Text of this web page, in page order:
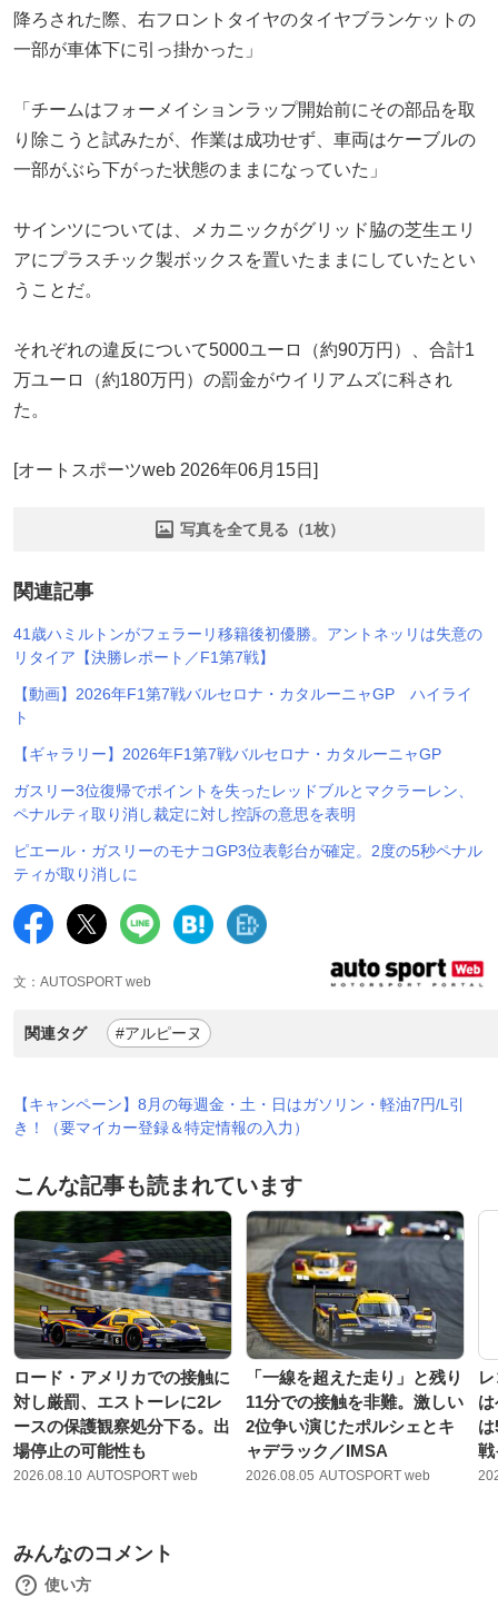
降ろされた際、右フロントタイヤのタイヤブランケットの
一部が車体下に引っ掛かった」
「チームはフォーメイションラップ開始前にその部品を取
り除こうと試みたが、作業は成功せず、車両はケーブルの
一部がぶら下がった状態のままになっていた」
サインツについては、メカニックがグリッド脇の芝生エリ
アにプラスチック製ボックスを置いたままにしていたとい
うことだ。
それぞれの違反について5000ユーロ（約90万円）、合計1
万ユーロ（約180万円）の罰金がウイリアムズに科され
た。
[オートスポーツweb 2026年06月15日]
写真を全て見る（1枚）
関連記事
41歳ハミルトンがフェラーリ移籍後初優勝。アントネッリは失意の
リタイア【決勝レポート／F1第7戦】
【動画】2026年F1第7戦バルセロナ・カタルーニャGP ハイライ
ト
【ギャラリー】2026年F1第7戦バルセロナ・カタルーニャGP
ガスリー3位復帰でポイントを失ったレッドブルとマクラーレン、
ペナルティ取り消し裁定に対し控訴の意思を表明
ピエール・ガスリーのモナコGP3位表彰台が確定。2度の5秒ペナル
ティが取り消しに
文：AUTOSPORT web
関連タグ #アルピーヌ
【キャンペーン】8月の毎週金・土・日はガソリン・軽油7円/L引
き！（要マイカー登録＆特定情報の入力）
こんな記事も読まれています
ロード・アメリカでの接触に
対し厳罰、エストーレに2レ
ースの保護観察処分下る。出
場停止の可能性も
2026.08.10 AUTOSPORT web
「一線を超えた走り」と残り
11分での接触を非難。激しい
2位争い演じたポルシェとキ
ャデラック／IMSA
2026.08.05 AUTOSPORT web
みんなのコメント
使い方